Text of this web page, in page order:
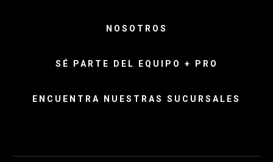
NOSOTROS
SÉ PARTE DEL EQUIPO + PRO
ENCUENTRA NUESTRAS SUCURSALES